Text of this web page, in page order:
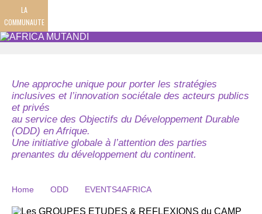
LA
COMMUNAUTE
Une approche unique pour porter les stratégies
inclusives et l’innovation sociétale des acteurs publics
et privés
au service des Objectifs du Développement Durable
(ODD) en Afrique.
Une initiative globale à l’attention des parties
prenantes du développement du continent.
Home ODD EVENTS4AFRICA